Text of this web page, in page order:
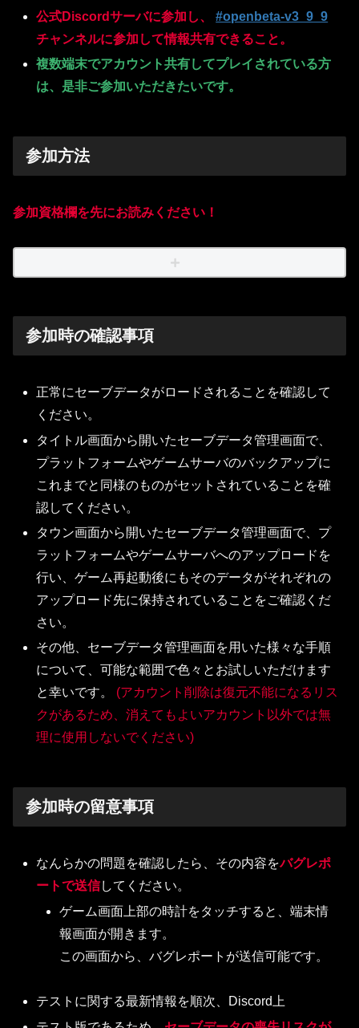
公式Discordサーバに参加し、#openbeta-v3_9_9
チャンネルに参加して情報共有できること。
複数端末でアカウント共有してプレイされている方
は、是非ご参加いただきたいです。
参加方法
参加資格欄を先にお読みください！
参加時の確認事項
正常にセーブデータがロードされることを確認して
ください。
タイトル画面から開いたセーブデータ管理画面で、
プラットフォームやゲームサーバのバックアップに
これまでと同様のものがセットされていることを確
認してください。
タウン画面から開いたセーブデータ管理画面で、プ
ラットフォームやゲームサーバへのアップロードを
行い、ゲーム再起動後にもそのデータがそれぞれの
アップロード先に保持されていることをご確認くだ
さい。
その他、セーブデータ管理画面を用いた様々な手順
について、可能な範囲で色々とお試しいただけます
と幸いです。
(アカウント削除は復元不能になるリス
クがあるため、消えてもよいアカウント以外では無
理に使用しないでください)
参加時の留意事項
なんらかの問題を確認したら、その内容をバグレポ
ートで送信してください。
ゲーム画面上部の時計をタッチすると、端末情
報画面が開きます。
この画面から、バグレポートが送信可能です。
テストに関する最新情報を順次、Discord上